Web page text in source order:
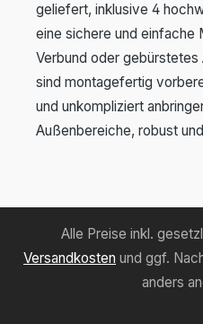
geliefert, inklusive 4
eine sichere und einfache
Verbund oder gebürstetes
sind montagefertig
und unkompliziert
Außenbereiche, robust
Alle Preise inkl.
Versandkosten und ggf.
anders